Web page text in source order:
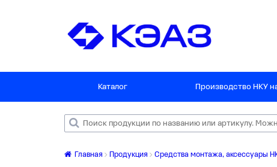
Каталог Производство НКУ
Главная Продукция Средства монтажа, аксессуары